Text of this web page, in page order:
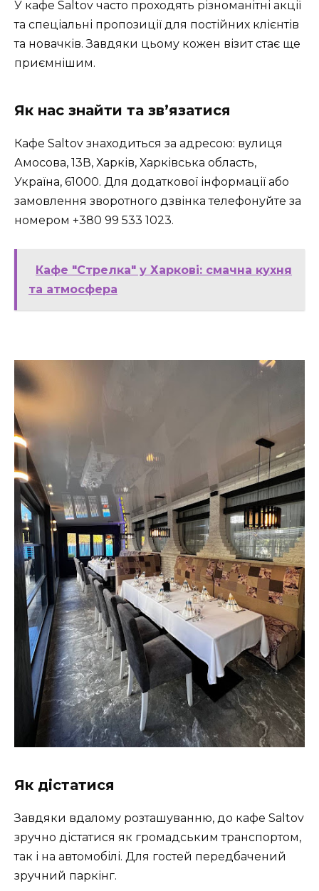
У кафе Saltov часто проходять різноманітні акції
та спеціальні пропозиції для постійних клієнтів
та новачків. Завдяки цьому кожен візит стає ще
приємнішим.
Як нас знайти та зв’язатися
Кафе Saltov знаходиться за адресою: вулиця
Амосова, 13В, Харків, Харківська область,
Україна, 61000. Для додаткової інформації або
замовлення зворотного дзвінка телефонуйте за
номером +380 99 533 1023.
Кафе "Стрелка" у Харкові: смачна кухня
та атмосфера
Як дістатися
Завдяки вдалому розташуванню, до кафе Saltov
зручно дістатися як громадським транспортом,
так і на автомобілі. Для гостей передбачений
зручний паркінг.